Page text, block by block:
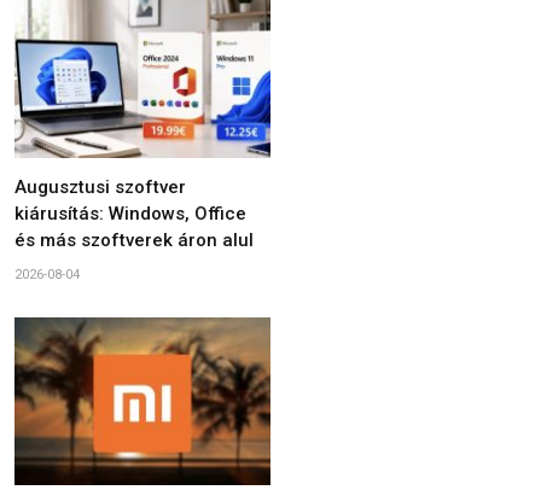
Augusztusi szoftver
kiárusítás: Windows, Office
és más szoftverek áron alul
2026-08-04